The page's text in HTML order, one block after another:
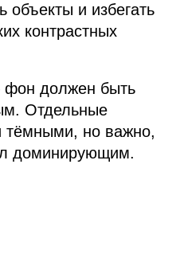
объекты и избегать
контрастных
должен быть
Отдельные
тёмными, но важно,
доминирующим.